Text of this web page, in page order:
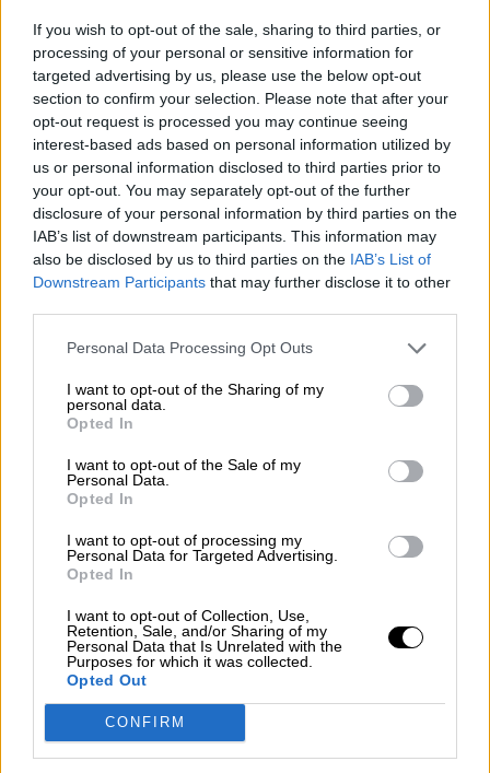
If you wish to opt-out of the sale, sharing to third parties, or
processing of your personal or sensitive information for
targeted advertising by us, please use the below opt-out
section to confirm your selection. Please note that after your
opt-out request is processed you may continue seeing
interest-based ads based on personal information utilized by
us or personal information disclosed to third parties prior to
your opt-out. You may separately opt-out of the further
disclosure of your personal information by third parties on the
IAB’s list of downstream participants. This information may
also be disclosed by us to third parties on the IAB’s List of
Downstream Participants that may further disclose it to other
Personal Data Processing Opt Outs
I want to opt-out of the Sharing of my
personal data.
Opted In
I want to opt-out of the Sale of my
Personal Data.
Opted In
I want to opt-out of processing my
Personal Data for Targeted Advertising.
Opted In
I want to opt-out of Collection, Use,
Retention, Sale, and/or Sharing of my
Personal Data that Is Unrelated with the
Purposes for which it was collected.
Opted Out
CONFIRM
Pedro Sánchez pisa el acelerador y
celebrará dos Consejos de Ministros
por semana hasta final de año
La Comisión Europea da el visto
bueno a los PGE destacando la
intención de reducir el gasto
recurrente y mantener la inversión
pública